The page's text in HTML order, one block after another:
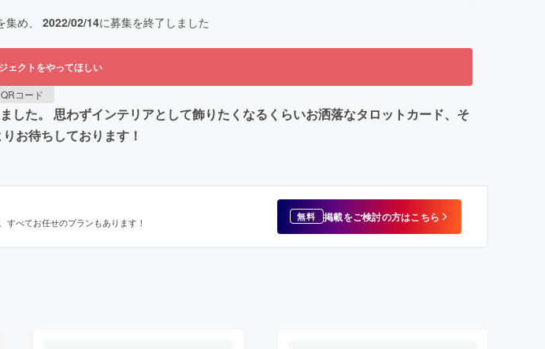
集め、 2022/02/14に募集を終了しました
ェクトをやってほしい
QRコード
した。 思わずインテリアとして飾りたくなるくらいお洒落なタロットカード、そ
お待ちしております！
べてお任せのプランもあります！ 無料 掲載をご検討の方はこちら